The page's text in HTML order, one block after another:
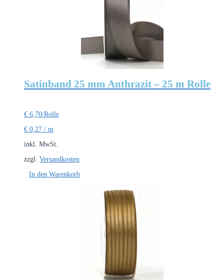
Satinband 25 mm Anthrazit – 25 m Rolle
€ 6,70/Rolle
€ 0,27 / m
inkl. MwSt.
zzgl. Versandkosten
In den Warenkorb